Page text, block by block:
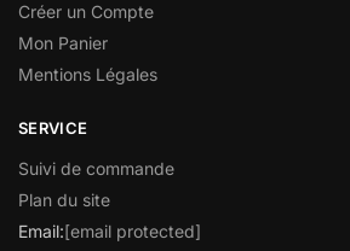
Créer un Compte
Mon Panier
Mentions Légales
SERVICE
Suivi de commande
Plan du site
Email:[email protected]